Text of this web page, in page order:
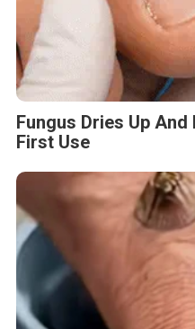
Fungus Dries Up
First Use